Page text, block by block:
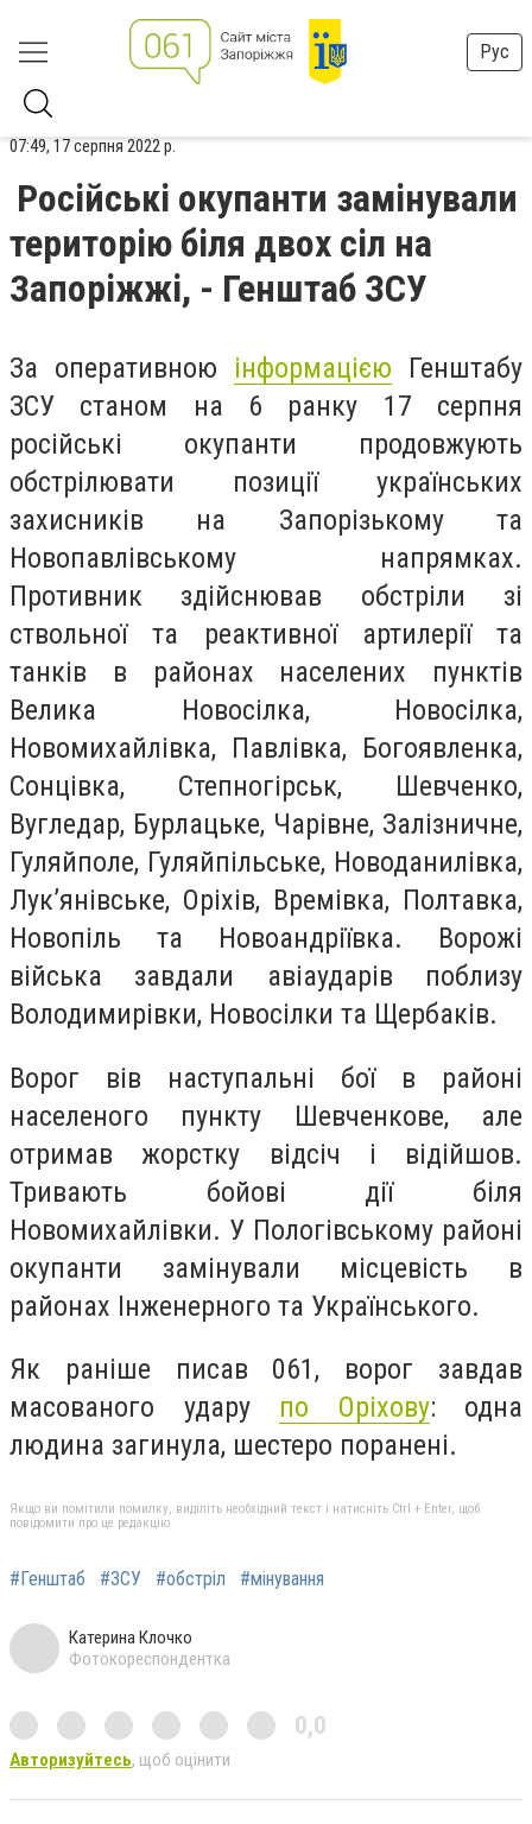
Рус
07:49, 17 серпня 2022 р.
Російські окупанти замінували
територію біля двох сіл на
Запоріжжі, - Генштаб ЗСУ
За оперативною інформацією Генштабу
ЗСУ станом на 6 ранку 17 серпня
російські окупанти продовжують
обстрілювати позиції українських
захисників на Запорізькому та
Новопавлівському напрямках.
Противник здійснював обстріли зі
ствольної та реактивної артилерії та
танків в районах населених пунктів
Велика Новосілка, Новосілка,
Новомихайлівка, Павлівка, Богоявленка,
Сонцівка, Степногірськ, Шевченко,
Вугледар, Бурлацьке, Чарівне, Залізничне,
Гуляйполе, Гуляйпільське, Новоданилівка,
Лукʼянівське, Оріхів, Времівка, Полтавка,
Новопіль та Новоандріївка. Ворожі
війська завдали авіаударів поблизу
Володимирівки, Новосілки та Щербаків.
Ворог вів наступальні бої в районі
населеного пункту Шевченкове, але
отримав жорстку відсіч і відійшов.
Тривають бойові дії біля
Новомихайлівки. У Пологівському районі
окупанти замінували місцевість в
районах Інженерного та Українського.
Як раніше писав 061, ворог завдав
масованого удару по Оріхову: одна
людина загинула, шестеро поранені.
Якщо ви помітили помилку, виділіть необхідний текст і натисніть Ctrl + Enter, щоб
повідомити про це редакцію
#Генштаб #ЗСУ #обстріл #мінування
Катерина Клочко
Фотокореспондентка
0,0
Авторизуйтесь, щоб оцінити